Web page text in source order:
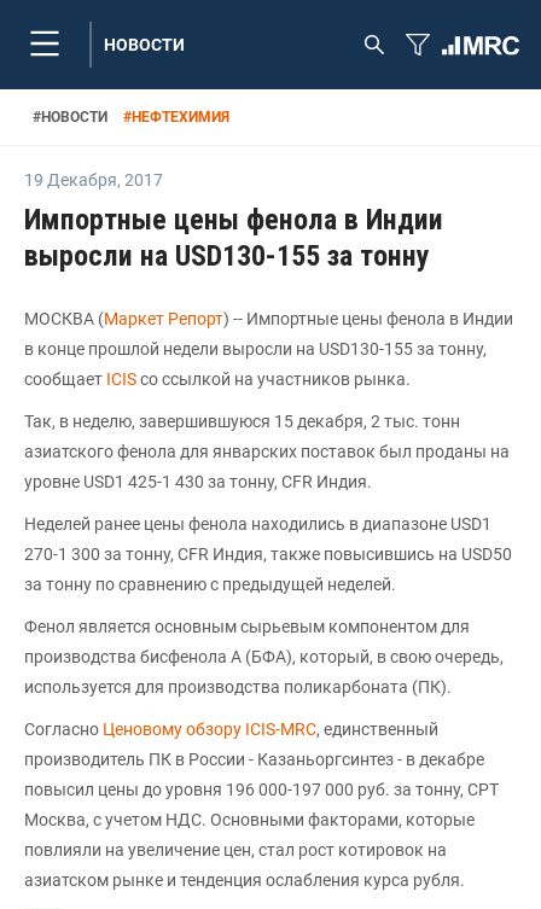
НОВОСТИ
#НОВОСТИ #НЕФТЕХИМИЯ
19 Декабря, 2017
Импортные цены фенола в Индии
выросли на USD130-155 за тонну
МОСКВА (Маркет Репорт) -- Импортные цены фенола в Индии
в конце прошлой недели выросли на USD130-155 за тонну,
сообщает ICISсо ссылкой на участников рынка.
Так, в неделю, завершившуюся 15 декабря, 2 тыс. тонн
азиатского фенола для январских поставок был проданы на
уровне USD1 425-1 430 за тонну, CFR Индия.
Неделей ранее цены фенола находились в диапазоне USD1
270-1 300 за тонну, CFR Индия, также повысившись на USD50
за тонну по сравнению с предыдущей неделей.
Фенол является основным сырьевым компонентом для
производства бисфенола А (БФА), который, в свою очередь,
используется для производства поликарбоната (ПК).
Согласно Ценовому обзору ICIS-MRC, единственный
производитель ПК в России - Казаньоргсинтез - в декабре
повысил цены до уровня 196 000-197 000 руб. за тонну, CPT
Москва, с учетом НДС. Основными факторами, которые
повлияли на увеличение цен, стал рост котировок на
азиатском рынке и тенденция ослабления курса рубля.